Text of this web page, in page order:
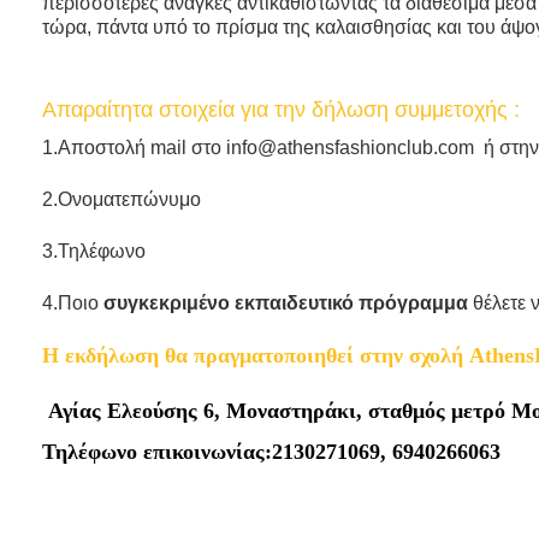
τώρα, πάντα υπό το πρίσμα της καλαισθησίας και του
Απαραίτητα στοιχεία για την δήλωση συμμετοχής :
1.Αποστολή mail στο info@athensfashionclub.com ή
2.Ονοματεπώνυμο
3.Τηλέφωνο
4.Ποιο συγκεκριμένο εκπαιδευτικό πρόγραμμα θέλετε
Η εκδήλωση θα πραγματοποιηθεί στην σχολή
Αγίας Ελεούσης 6, Μοναστηράκι, σταθμός μετρό
Τηλέφωνο επικοινωνίας:2130271069, 6940266063